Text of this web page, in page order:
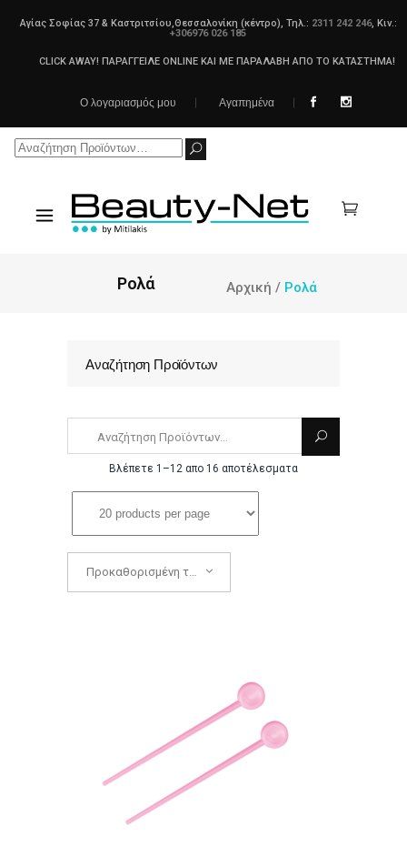
Αγίας Σοφίας 37 & Καστριτσίου,Θεσσαλονίκη (κέντρο), Τηλ.: 2311 242 246, Κιν.:
+306976 026 185
CLICK AWAY! ΠΑΡΑΓΓΕΙΛΕ ONLINE ΚΑΙ ΜΕ ΠΑΡΑΛΑΒΗ ΑΠΟ ΤΟ ΚΑΤΑΣΤΗΜΑ!
Ο λογαριασμός μου Αγαπημένα
Search
Ρολά Αρχική / Ρολά
Αναζήτηση Προϊόντων
Βλέπετε 1–12 απο 16 αποτέλεσματα
Προκαθορισμένη ταξινόμηση